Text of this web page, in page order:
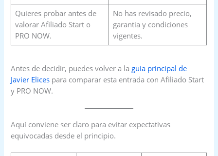
Quieres probar antes de
valorar Afiliado Start o
PRO NOW.
No has revisado precio,
garantia y condiciones
vigentes.
Antes de decidir, puedes volver a la guia principal de
Javier Elices para comparar esta entrada con Afiliado Start
y PRO NOW.
Aquí conviene ser claro para evitar expectativas
equivocadas desde el principio.